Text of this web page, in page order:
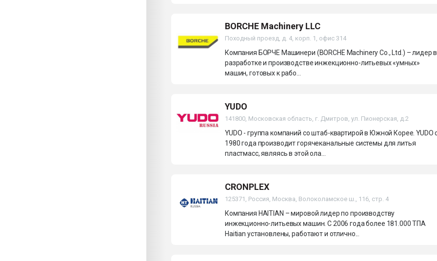
YUDO
141800, Московская область, г. Дмитров, ул. Пионерская, д.2
YUDO - группа компаний со штаб-квартирой в Южной Корее. YUDO
1980 года производит горячеканальные системы для литья
пластмасс, являясь в этой ола...
BORCHE Machinery LLC
Походный проезд, д. 4, корп. 1, офис 314
Компания БОРЧЕ Машинери (BORCHE Machinery Co., Ltd.) – лидер в
разработке и производстве инжекционно-литьевых «умных»
машин, готовых к рабо...
CRONPLEX
125371, Россия, Москва, Волоколамское ш., 116, стр. 4
Компания HAITIAN – мировой лидер по производству
инжекционно-литьевых машин. С 2006 года более 181.000 ТПА
Haitian установлены, работают и отлично...